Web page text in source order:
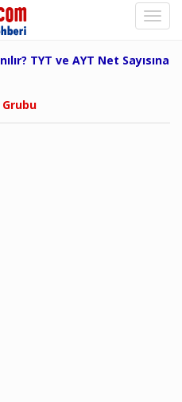
TYT ve AYT Net Sayısına